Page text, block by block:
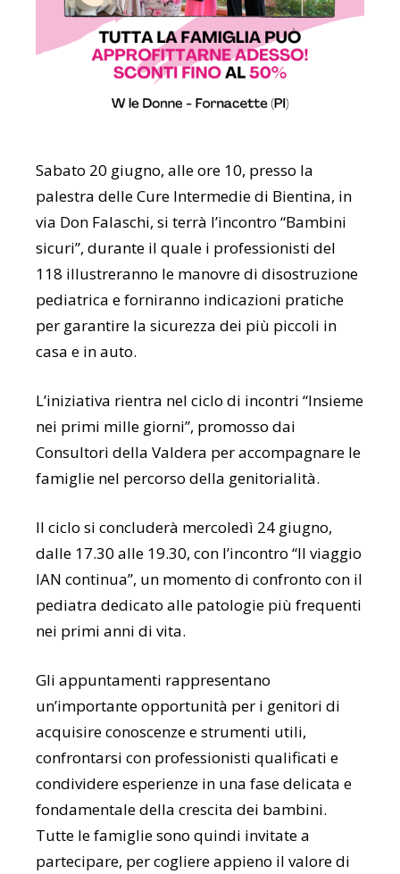
Sabato 20 giugno, alle ore 10, presso la
palestra delle Cure Intermedie di Bientina, in
via Don Falaschi, si terrà l’incontro “Bambini
sicuri”, durante il quale i professionisti del
118 illustreranno le manovre di disostruzione
pediatrica e forniranno indicazioni pratiche
per garantire la sicurezza dei più piccoli in
casa e in auto.
L’iniziativa rientra nel ciclo di incontri “Insieme
nei primi mille giorni”, promosso dai
Consultori della Valdera per accompagnare le
famiglie nel percorso della genitorialità.
Il ciclo si concluderà mercoledì 24 giugno,
dalle 17.30 alle 19.30, con l’incontro “Il viaggio
IAN continua”, un momento di confronto con il
pediatra dedicato alle patologie più frequenti
nei primi anni di vita.
Gli appuntamenti rappresentano
un’importante opportunità per i genitori di
acquisire conoscenze e strumenti utili,
confrontarsi con professionisti qualificati e
condividere esperienze in una fase delicata e
fondamentale della crescita dei bambini.
Tutte le famiglie sono quindi invitate a
partecipare, per cogliere appieno il valore di